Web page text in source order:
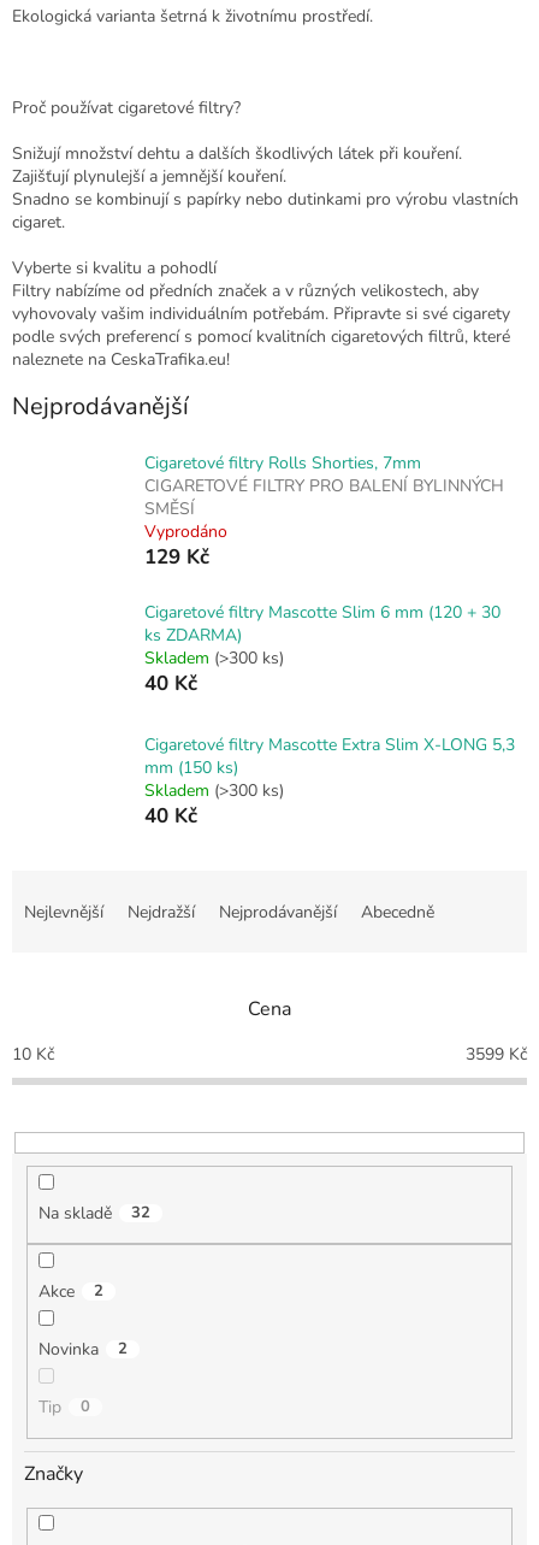
Ekologická varianta šetrná k životnímu prostředí.
Proč používat cigaretové filtry?
Snižují množství dehtu a dalších škodlivých látek při kouření.
Zajišťují plynulejší a jemnější kouření.
Snadno se kombinují s papírky nebo dutinkami pro výrobu vlastních
cigaret.
Vyberte si kvalitu a pohodlí
Filtry nabízíme od předních značek a v různých velikostech, aby
vyhovovaly vašim individuálním potřebám. Připravte si své cigarety
podle svých preferencí s pomocí kvalitních cigaretových filtrů, které
naleznete na CeskaTrafika.eu!
Nejprodávanější
Cigaretové filtry Rolls Shorties, 7mm
CIGARETOVÉ FILTRY PRO BALENÍ BYLINNÝCH
SMĚSÍ
Vyprodáno
129 Kč
Cigaretové filtry Mascotte Slim 6 mm (120 + 30
ks ZDARMA)
Skladem (>300 ks)
40 Kč
Cigaretové filtry Mascotte Extra Slim X-LONG 5,3
mm (150 ks)
Skladem (>300 ks)
40 Kč
p
r
o
u
Nejlevnější Nejdražší Nejprodávanější Abecedně
Cena
10 Kč 3599 Kč
Na skladě 32
Akce 2
Novinka 2
Tip 0
Značky